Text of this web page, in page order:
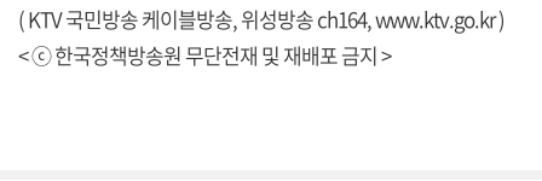
( KTV 국민방송 케이블방송, 위성방송 ch164,www.ktv.go.kr)
< ⓒ 한국정책방송원 무단전재 및 재배포 금지 >